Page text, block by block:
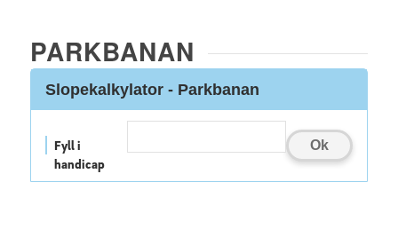
PARKBANAN
Slopekalkylator - Parkbanan
Fyll i
handicap
Ok